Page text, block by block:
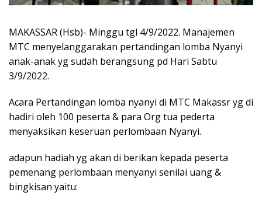
MAKASSAR (Hsb)- Minggu tgl 4/9/2022. Manajemen
MTC menyelanggarakan pertandingan lomba Nyanyi
anak-anak yg sudah berangsung pd Hari Sabtu
3/9/2022.
Acara Pertandingan lomba nyanyi di MTC Makassr yg di
hadiri oleh 100 peserta & para Org tua pederta
menyaksikan keseruan perlombaan Nyanyi.
adapun hadiah yg akan di berikan kepada peserta
pemenang perlombaan menyanyi senilai uang &
bingkisan yaitu: